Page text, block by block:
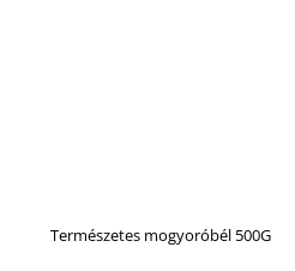
Természetes mogyoróbél 500G